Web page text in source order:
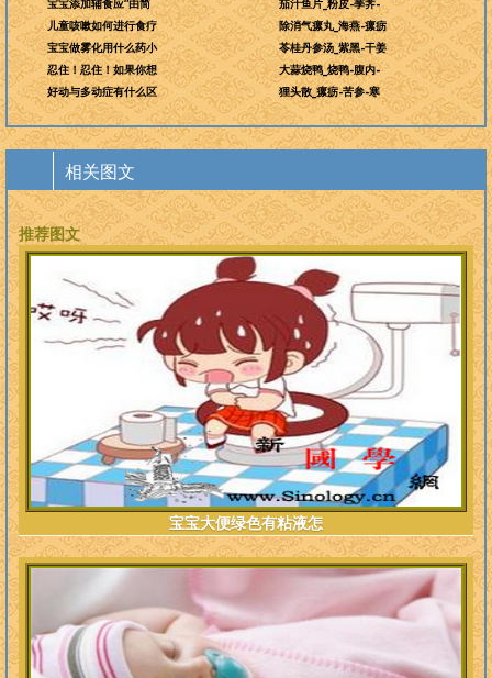
宝宝添加辅食应“由简
儿童咳嗽如何进行食疗
宝宝做雾化用什么药小
忍住！忍住！如果你想
好动与多动症有什么区
茄汁鱼片_粉皮-荸荠-
除消气瘰丸_海燕-瘰疬
苓桂丹参汤_紫黑-干姜
大蒜烧鸭_烧鸭-腹内-
狸头散_瘰疬-苦参-寒
相关图文
推荐图文
宝宝大便绿色有粘液怎